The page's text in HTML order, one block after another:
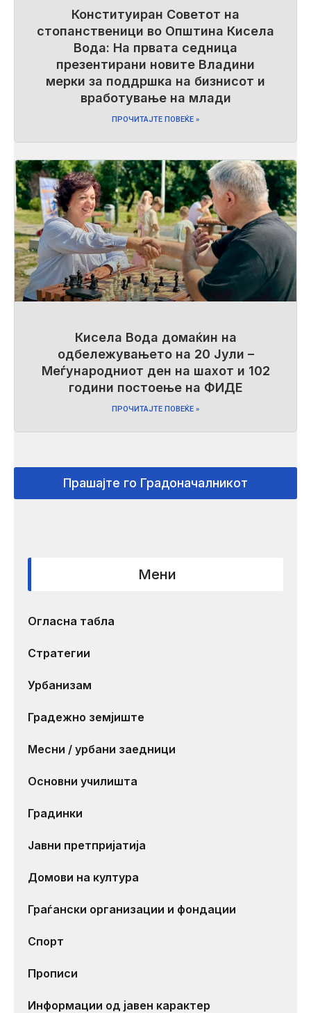
Конституиран Советот на
стопанственици во Општина Кисела
Вода: На првата седница
презентирани новите Владини
мерки за поддршка на бизнисот и
вработување на млади
ПРОЧИТАЈТЕ ПОВЕЌЕ »
Кисела Вода домаќин на
одбележувањето на 20 Јули –
Меѓународниот ден на шахот и 102
години постоење на ФИДЕ
ПРОЧИТАЈТЕ ПОВЕЌЕ »
Прашајте го Градоначалникот
Мени
Огласна табла
Стратегии
Урбанизам
Градежно земјиште
Месни / урбани заедници
Основни училишта
Градинки
Јавни претпријатија
Домови на култура
Граѓански организации и фондации
Спорт
Прописи
Информации од јавен карактер